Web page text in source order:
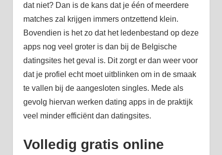
dat niet? Dan is de kans dat je één of meerdere
matches zal krijgen immers ontzettend klein.
Bovendien is het zo dat het ledenbestand op deze
apps nog veel groter is dan bij de Belgische
datingsites het geval is. Dit zorgt er dan weer voor
dat je profiel echt moet uitblinken om in de smaak
te vallen bij de aangesloten singles. Mede als
gevolg hiervan werken dating apps in de praktijk
veel minder efficiënt dan datingsites.
Volledig gratis online